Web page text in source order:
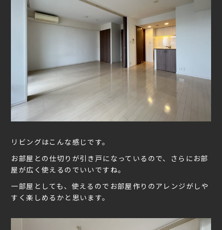
リビングはこんな感じです。
お部屋との仕切りが引き戸になっているので、さらにお部
屋が広く使えるのでいいですね。
一部屋としても、使えるのでお部屋作りのアレンジがしや
すく楽しめるかと思います。